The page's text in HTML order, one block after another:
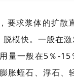
要求浆体的扩
模快。一般在激
量一般在5％-15
胀蛭石、浮石、